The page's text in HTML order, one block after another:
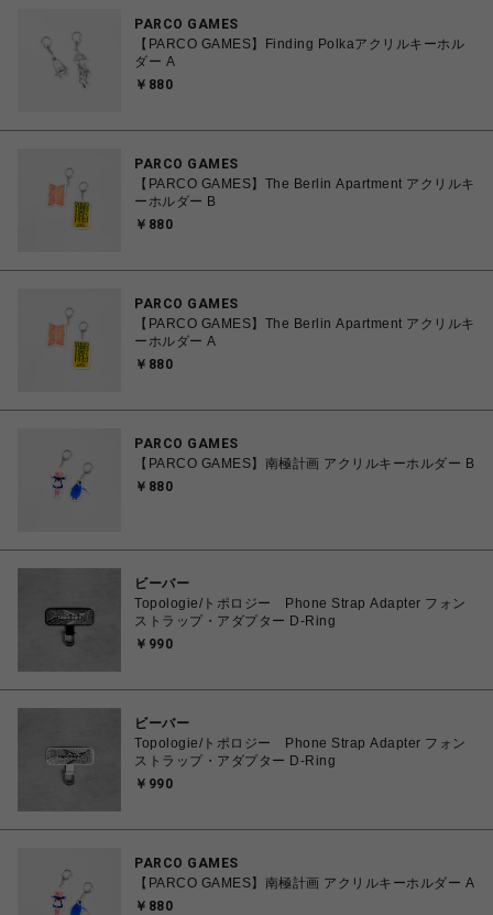
PARCO GAMES
【PARCO GAMES】Finding Polkaアクリルキーホル
ダー A
￥880
PARCO GAMES
【PARCO GAMES】The Berlin Apartment アクリルキ
ーホルダー B
￥880
PARCO GAMES
【PARCO GAMES】The Berlin Apartment アクリルキ
ーホルダー A
￥880
PARCO GAMES
【PARCO GAMES】南極計画 アクリルキーホルダー B
￥880
ビーバー
Topologie/トポロジー Phone Strap Adapter フォン
ストラップ・アダプター D-Ring
￥990
ビーバー
Topologie/トポロジー Phone Strap Adapter フォン
ストラップ・アダプター D-Ring
￥990
PARCO GAMES
【PARCO GAMES】南極計画 アクリルキーホルダー A
￥880